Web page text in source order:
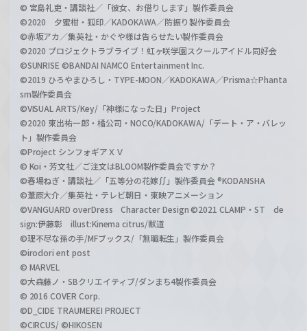
© 宮島礼吏・講談社／「彼女、お借りします」製作委員会
©2020 夕蜜柑・狐印／KADOKAWA／防振り製作委員会
©赤坂アカ／集英社・かぐや様は告らせたい製作委員会
©2020 プロジェクトラブライブ！虹ヶ咲学園スクールアイドル同好会
©SUNRISE ©BANDAI NAMCO Entertainment Inc.
©2019 ひろやまひろし・TYPE-MOON／KADOKAWA／Prisma☆Phanta
sm製作委員会
©VISUAL ARTS/Key/「神様になった日」Project
©2020 東出祐一郎・橘公司・NOCO/KADOKAWA/「デート・ア・バレッ
ト」製作委員会
©Project シンフォギアＸＶ
© Koi・芳文社／ご注文はBLOOM製作委員会ですか？
©春場ねぎ・講談社／「五等分の花嫁∬」製作委員会 ®KODANSHA
©葦原大介／集英社・テレビ朝日・東映アニメーション
©VANGUARD overDress Character Design ©2021 CLAMP・ST de
sign:伊藤彰 illust:Kinema citrus/獣道
©理不尽な孫の手/MFブックス/「無職転生」製作委員会
©irodori ent post
© MARVEL
©大森藤ノ・SBクリエイティブ/ダンまち4製作委員会
© 2016 COVER Corp.
©D_CIDE TRAUMEREI PROJECT
©CIRCUS/ ©HIKOSEN